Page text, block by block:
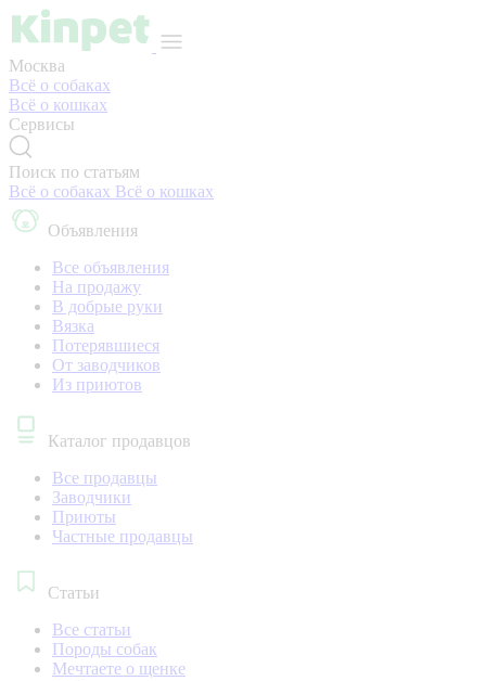
Москва
Всё о собаках
Всё о кошках
Сервисы
Поиск по статьям
Всё о собаках Всё о кошках
Объявления
Все объявления
На продажу
В добрые руки
Вязка
Потерявшиеся
От заводчиков
Из приютов
Каталог продавцов
Все продавцы
Заводчики
Приюты
Частные продавцы
Статьи
Все статьи
Породы собак
Мечтаете о щенке